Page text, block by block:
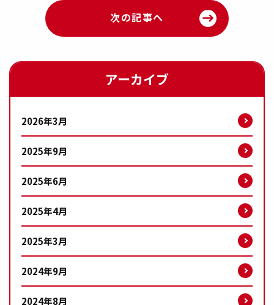
次の記事へ
アーカイブ
2026年3月
2025年9月
2025年6月
2025年4月
2025年3月
2024年9月
2024年8月